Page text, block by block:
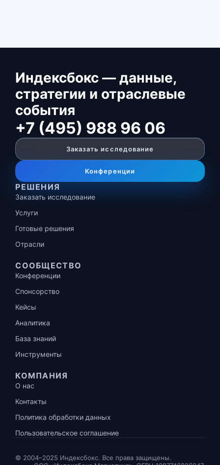
Индексбокс — данные,
стратегии и отраслевые
события
+7 (495) 988 96 06
Заказать исследование
Конференции
РЕШЕНИЯ
Заказать исследование
Услуги
Готовые решения
Отрасли
СООБЩЕСТВО
Конференции
Спонсорство
Кейсы
Аналитика
База знаний
Инструменты
КОМПАНИЯ
О нас
Контакты
Политика обработки данных
Пользовательское соглашение
© 2004–2025 Индексбокс. Все права защищены.